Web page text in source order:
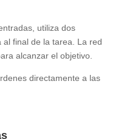
utiliza dos
final de la tarea. La red
alcanzar el objetivo.
directamente a las